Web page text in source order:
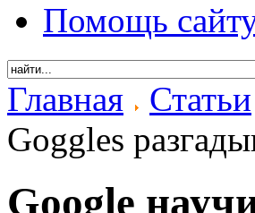
Помощь
Главная Статьи
Goggles
Google